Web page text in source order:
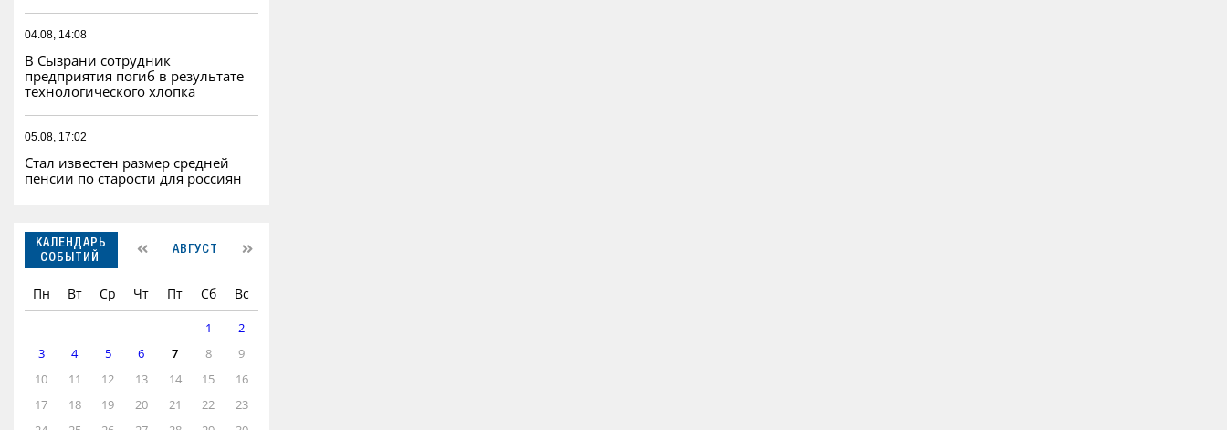
04.08, 14:08
В Сызрани сотрудник
предприятия погиб в результате
технологического хлопка
05.08, 17:02
Стал известен размер средней
пенсии по старости для россиян
КАЛЕНДАРЬ
СОБЫТИЙ
АВГУСТ
Пн Вт Ср Чт Пт Сб Вс
1
2
3
4 5 6 7 8
9
10
11 12 13 14 15
16
17
18 19 20 21 22
23